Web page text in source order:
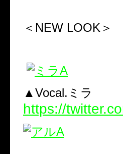
＜NEW LOOK＞
▲Vocal.ミラ
https://